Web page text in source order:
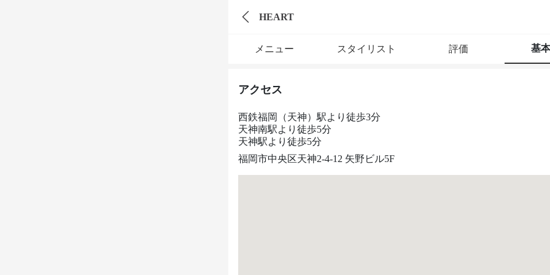
HEART
メニュー スタイリスト 評価 基
アクセス
西鉄福岡（天神）駅より徒歩3分
天神南駅より徒歩5分
天神駅より徒歩5分
福岡市中央区天神2-4-12 矢野ビル5F